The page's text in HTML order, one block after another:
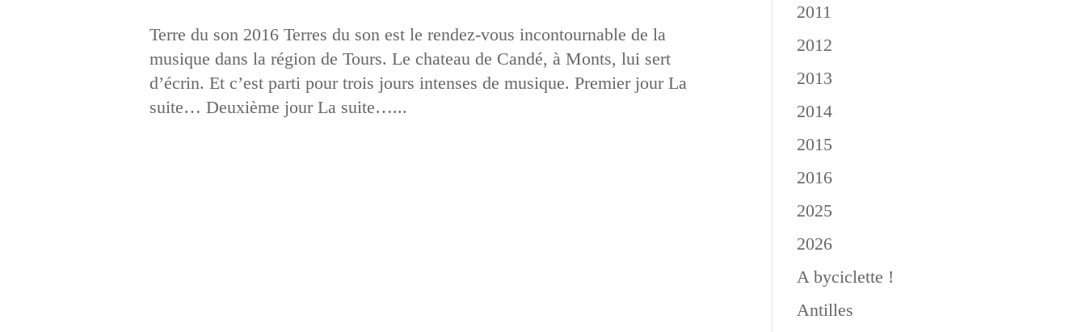
Terre du son 2016 Terres du son est le rendez-vous incontournable de la
musique dans la région de Tours. Le chateau de Candé, à Monts, lui sert
d’écrin. Et c’est parti pour trois jours intenses de musique. Premier jour La
suite… Deuxième jour La suite…...
2011
2012
2013
2014
2015
2016
2025
2026
A byciclette !
Antilles